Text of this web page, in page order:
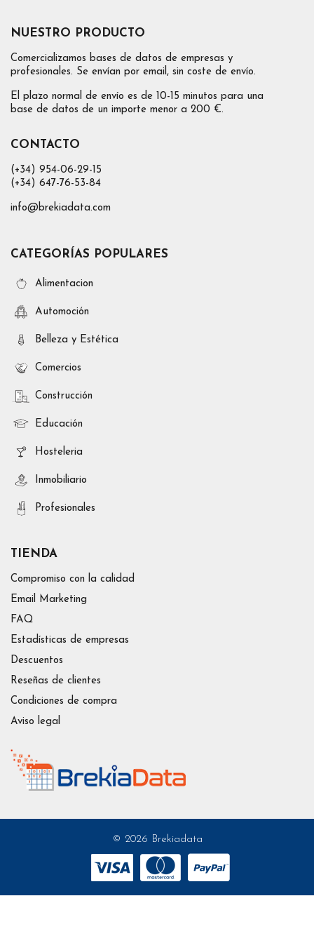
NUESTRO PRODUCTO
Comercializamos bases de datos de empresas y
profesionales. Se envían por email, sin coste de envío.
El plazo normal de envío es de 10-15 minutos para una
base de datos de un importe menor a 200 €.
CONTACTO
(+34) 954-06-29-15
(+34) 647-76-53-84
info@brekiadata.com
CATEGORÍAS POPULARES
Alimentacion
Automoción
Belleza y Estética
Comercios
Construcción
Educación
Hosteleria
Inmobiliario
Profesionales
TIENDA
Compromiso con la calidad
Email Marketing
FAQ
Estadísticas de empresas
Descuentos
Reseñas de clientes
Condiciones de compra
Aviso legal
© 2026 Brekiadata